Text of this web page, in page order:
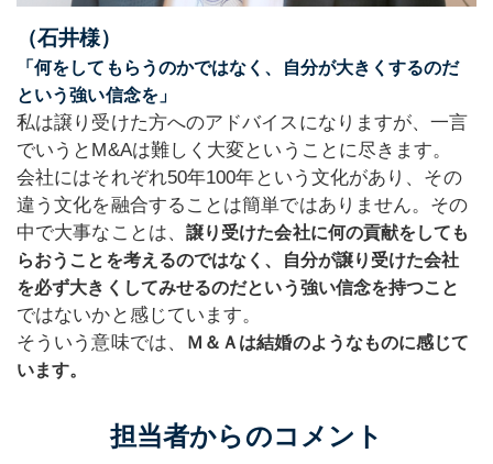
（石井様）
「何をしてもらうのかではなく、自分が大きくするのだ
という強い信念を」
私は譲り受けた方へのアドバイスになりますが、一言
でいうとM&Aは難しく大変ということに尽きます。
会社にはそれぞれ50年100年という文化があり、その
違う文化を融合することは簡単ではありません。その
中で大事なことは、 譲り受けた会社に何の貢献をしても
らおうことを考えるのではなく、自分が譲り受けた会社
を必ず大きくしてみせるのだという強い信念を持つこと
ではないかと感じています。
そういう意味では、
Ｍ＆Ａは結婚のようなものに感じて
います。
担当者からのコメント